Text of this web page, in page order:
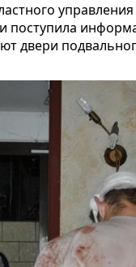
поступила
двери